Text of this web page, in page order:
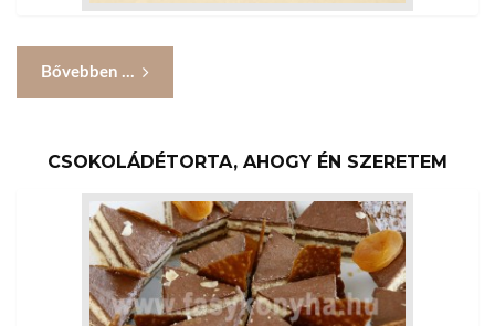
Bővebben ...
CSOKOLÁDÉTORTA, AHOGY ÉN SZERETEM